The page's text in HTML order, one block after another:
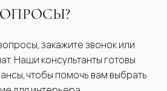
закажите звонок или
Наши консультанты готовы
чтобы помочь вам выбрать